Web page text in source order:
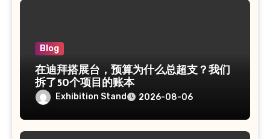
Blog
在迪拜搭展台，预算为什么总超支？我们
拆了50个项目的账本
Exhibition Stand 2026-08-06